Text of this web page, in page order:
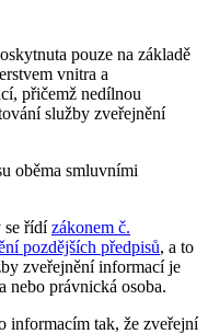
pouze na základě
vnitra a
přičemž nedílnou
služby zveřejnění
oběma smluvními
se řídízákonem č.
pozdějších předpisů, a to
zveřejnění informací je
nebo právnická osoba.
informacím tak, že zveřejní